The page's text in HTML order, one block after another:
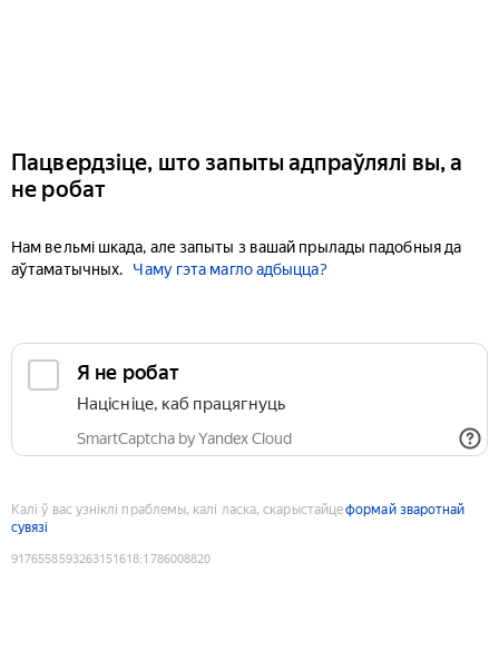
Пацвердзіце, што запыты адпраўлялі вы, а
не робат
Нам вельмі шкада, але запыты з вашай прылады падобныя да
аўтаматычных.
Чаму гэта магло адбыцца?
Я не робат
Націсніце, каб працягнуць
SmartCaptcha by Yandex Cloud
Калі ў вас узніклі праблемы, калі ласка, скарыстайцеформай зваротнай
сувязі
9176558593263151618:1786008820